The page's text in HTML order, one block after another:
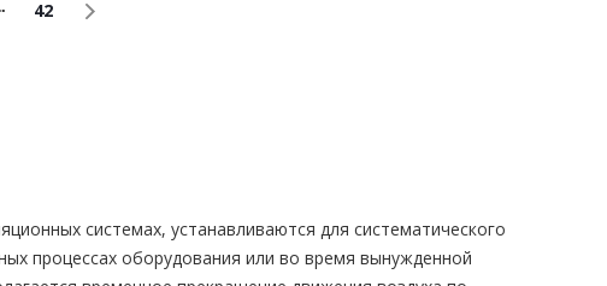
42
системах, устанавливаются для систематического
процессах оборудования или во время вынужденной